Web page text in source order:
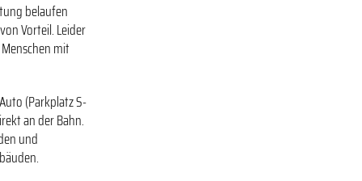
belaufen
Vorteil. Leider
mit
(Parkplatz S-
an der Bahn.
und